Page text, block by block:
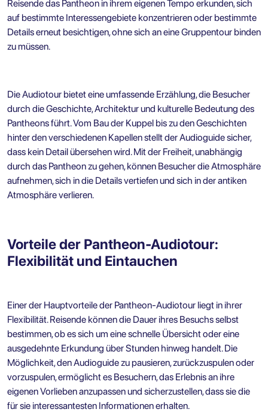
Reisende das Pantheon in ihrem eigenen Tempo erkunden, sich
auf bestimmte Interessengebiete konzentrieren oder bestimmte
Details erneut besichtigen, ohne sich an eine Gruppentour binden
zu müssen.
Die Audiotour bietet eine umfassende Erzählung, die Besucher
durch die Geschichte, Architektur und kulturelle Bedeutung des
Pantheons führt. Vom Bau der Kuppel bis zu den Geschichten
hinter den verschiedenen Kapellen stellt der Audioguide sicher,
dass kein Detail übersehen wird. Mit der Freiheit, unabhängig
durch das Pantheon zu gehen, können Besucher die Atmosphäre
aufnehmen, sich in die Details vertiefen und sich in der antiken
Atmosphäre verlieren.
Vorteile der Pantheon-Audiotour:
Flexibilität und Eintauchen
Einer der Hauptvorteile der Pantheon-Audiotour liegt in ihrer
Flexibilität. Reisende können die Dauer ihres Besuchs selbst
bestimmen, ob es sich um eine schnelle Übersicht oder eine
ausgedehnte Erkundung über Stunden hinweg handelt. Die
Möglichkeit, den Audioguide zu pausieren, zurückzuspulen oder
vorzuspulen, ermöglicht es Besuchern, das Erlebnis an ihre
eigenen Vorlieben anzupassen und sicherzustellen, dass sie die
für sie interessantesten Informationen erhalten.